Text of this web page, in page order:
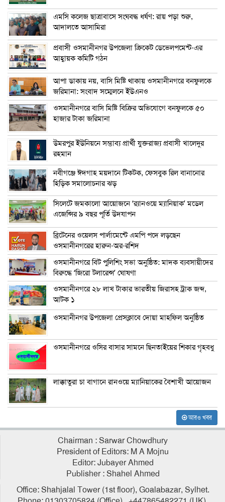
এম‌সি কলেজ ছাত্রাবাসে সংঘবদ্ধ ধর্ষণ: রায় পড়া শুরু,
আদালতে আসামিরা
প্রবাসী ওসমানীনগর উপজেলা ক্রিকেট ডেভেলপমেন্ট-এর
আহ্বায়ক কমিটি গঠন
আপা ডাকায় নয়, বাসি মিষ্টি থাকায় ওসমানীনগরে বনফুলকে
জরিমানা: সংবাদ সম্মেলনে ইউএনও
ওসমানীনগরে বাসি মিষ্টি বিক্রির অভিযোগে বনফুলকে ৫০
হাজার টাকা জরিমানা
উমরপুর ইউনিয়নে সম্ভাব্য প্রার্থী যুক্তরাজ্য প্রবাসী খালেদুর
রহমান
নবীগঞ্জে ঈদগাহ ময়দানে টিকটক, ফেসবুক রিল বানানোর
হিড়িক সমালোচনার ঝড়
সিলেটে জমকালো আয়োজনে ‘র‍্যানওয়ে ম্যানিয়াক’ মডেল
এজেন্সির ৯ বছর পূর্তি উদযাপন
ব্রিটেনের ওয়েলস পার্লামেন্টে এমপি পদে লড়ছেন
ওসমানীনগরের হারুন-অর-রশিদ
ওসমানীনগরে বিট পুলিশিং সভা অনুষ্ঠিত: মাদক ব্যবসায়ীদের
বিরুদ্ধে ‘জিরো টলারেন্স’ ঘোষণা
ওসমানীনগরে ২৮ লাখ টাকার ভারতীয় জিরাসহ ট্রাক জব্দ,
আটক ১
ওসমানীনগর উপজেলা প্রেসক্লাবে দোয়া মাহফিল অনুষ্ঠিত
ওসমানীনগরে ওসির বাসার সামনে ছিনতাইয়ের শিকার গৃহবধু
লাক্কাতুরা চা বাগানে রানওয়ে ম্যানিয়াকের বৈশাখী আয়োজন
আরও খবর
Chairman : Sarwar Chowdhury
President of Editors: M A Mojnu
Editor: Jubayer Ahmed
Publisher : Shahel Ahmed
Office: Shahjalal Tower (1st floor), Goalabazar, Sylhet.